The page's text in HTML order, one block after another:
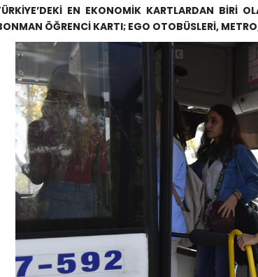
EN EKONOMİK KARTLARDAN BİRİ
ÖĞRENCİ KARTI; EGO OTOBÜSLERİ,